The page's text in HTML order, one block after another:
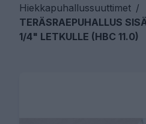
Hiekkapuhallussuuttimet /
TERÄSRAEPUHALLUS
1/4" LETKULLE (HBC 11.0)